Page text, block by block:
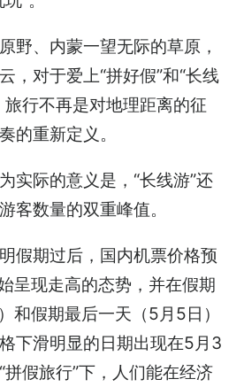
野、内蒙一望无际的草原，
，对于爱上“拼好假”和“长线
行不再是对地理距离的征
的重新定义。
实际的意义是，“长线游”还
客数量的双重峰值。
假期过后，国内机票价格预
呈现走高的态势，并在假期
和假期最后一天（5月5日）
下滑明显的日期出现在5月3
拼假旅行”下，人们能在经济